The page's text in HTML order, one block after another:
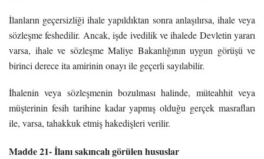
İlanların geçersizliği ihale yapıldıktan sonra anlaşılırsa, ihale veya
sözleşme feshedilir. Ancak, işde ivedilik ve ihalede Devletin yararı
varsa, ihale ve sözleşme Maliye Bakanlığının uygun görüşü ve
birinci derece ita amirinin onayı ile geçerli sayılabilir.
İhalenin veya sözleşmenin bozulması halinde, müteahhit veya
müşterinin fesih tarihine kadar yapmış olduğu gerçek masrafları
ile, varsa, tahakkuk etmiş hakedişleri verilir.
Madde 21- İlanı sakıncalı görülen hususlar